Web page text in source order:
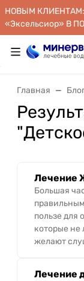
НОВЫМ КЛИЕНТАМ:
«Эксельсиор» В
Главная
Лечение
Большая
пользе для
которые не
желают
Лечение